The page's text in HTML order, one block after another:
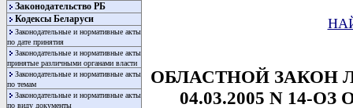
Законодательство РБ
Кодексы Беларуси
Законодательные и нормативные акты
по дате принятия
Законодательные и нормативные акты
принятые различными органами власти
Законодательные и нормативные акты
по темам
Законодательные и нормативные акты
по виду документы
ОБЛАСТНОЙ ЗАКОН
04.03.2005 N 14-